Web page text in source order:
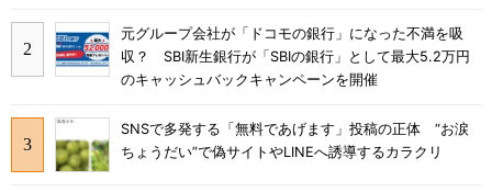
元グループ会社が「ドコモの銀行」になった不満を吸
収？ SBI新生銀行が「SBIの銀行」として最大5.2万円
のキャッシュバックキャンペーンを開催
SNSで多発する「無料であげます」投稿の正体 “お涙
ちょうだい”で偽サイトやLINEへ誘導するカラクリ